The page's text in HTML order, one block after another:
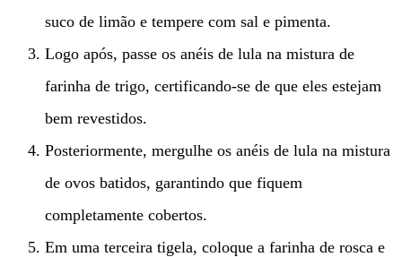
suco de limão e tempere com sal e pimenta.
Logo após, passe os anéis de lula na mistura de
farinha de trigo, certificando-se de que eles estejam
bem revestidos.
Posteriormente, mergulhe os anéis de lula na mistura
de ovos batidos, garantindo que fiquem
completamente cobertos.
Em uma terceira tigela, coloque a farinha de rosca e